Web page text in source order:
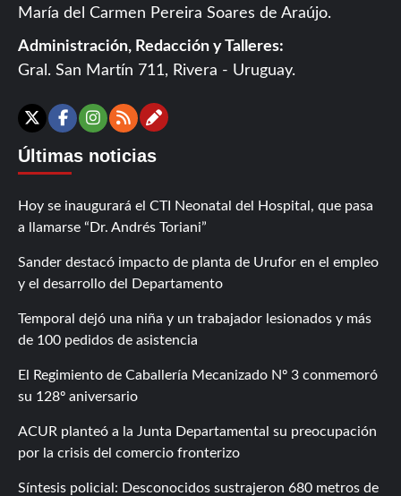
María del Carmen Pereira Soares de Araújo.
Administración, Redacción y Talleres:
Gral. San Martín 711, Rivera - Uruguay.
X Facebook
Instagram
RSSContáctanos
Últimas noticias
Hoy se inaugurará el CTI Neonatal del Hospital, que pasa
a llamarse “Dr. Andrés Toriani”
Sander destacó impacto de planta de Urufor en el empleo
y el desarrollo del Departamento
Temporal dejó una niña y un trabajador lesionados y más
de 100 pedidos de asistencia
El Regimiento de Caballería Mecanizado Nº 3 conmemoró
su 128º aniversario
ACUR planteó a la Junta Departamental su preocupación
por la crisis del comercio fronterizo
Síntesis policial: Desconocidos sustrajeron 680 metros de